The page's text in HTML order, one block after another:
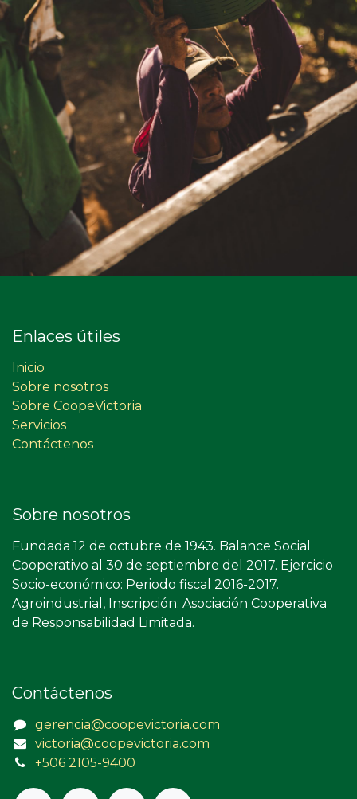
Enlaces útiles
Inicio
Sobre nosotros
Sobre CoopeVictoria
Servicios
Contáctenos
Sobre nosotros
Fundada 12 de octubre de 1943. Balance Social
Cooperativo al 30 de septiembre del 2017. Ejercicio
Socio-económico: Periodo fiscal 2016-2017.
Agroindustrial, Inscripción: Asociación Cooperativa
de Responsabilidad Limitada.
Contáctenos
gerencia@coopevictoria.com
victoria@coopevictoria.com
+506 2105-9400